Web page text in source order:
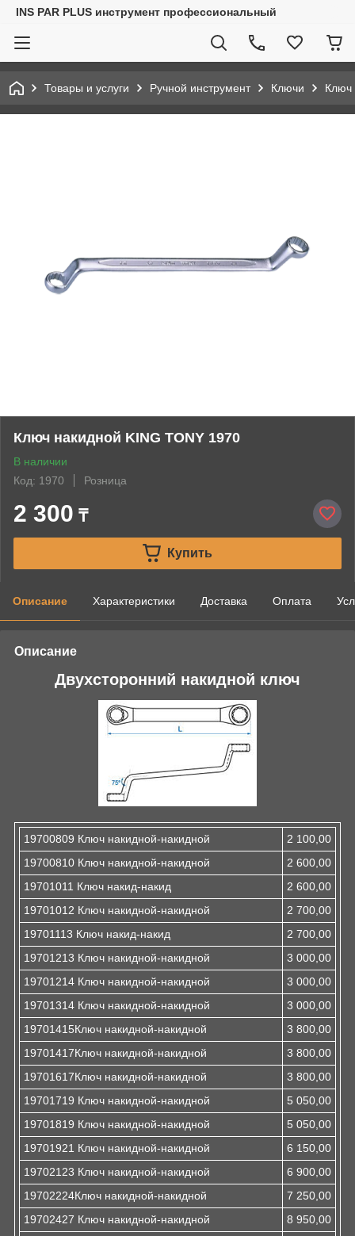
INS PAR PLUS инструмент профессиональный
Товары и услуги Ручной инструмент Ключи Ключ
Ключ накидной KING TONY 1970
В наличии
Код: 1970
Розница
2 300 ₸
Купить
Описание Характеристики Доставка Оплата
Описание
Двухсторонний накидной ключ
19700809 Ключ накидной-накидной
2 100,00
19700810 Ключ накидной-накидной
2 600,00
19701011 Ключ накид-накид
2 600,00
19701012 Ключ накидной-накидной
2 700,00
19701113 Ключ накид-накид
2 700,00
19701213 Ключ накидной-накидной
3 000,00
19701214 Ключ накидной-накидной
3 000,00
19701314 Ключ накидной-накидной
3 000,00
19701415Ключ накидной-накидной
3 800,00
19701417Ключ накидной-накидной
3 800,00
19701617Ключ накидной-накидной
3 800,00
19701719 Ключ накидной-накидной
5 050,00
19701819 Ключ накидной-накидной
5 050,00
19701921 Ключ накидной-накидной
6 150,00
19702123 Ключ накидной-накидной
6 900,00
19702224Ключ накидной-накидной
7 250,00
19702427 Ключ накидной-накидной
8 950,00